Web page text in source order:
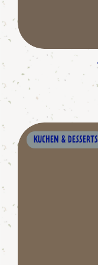
KUCHEN & DESSERTS